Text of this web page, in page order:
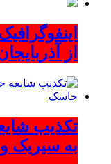
از
تکذیب
به سیریک